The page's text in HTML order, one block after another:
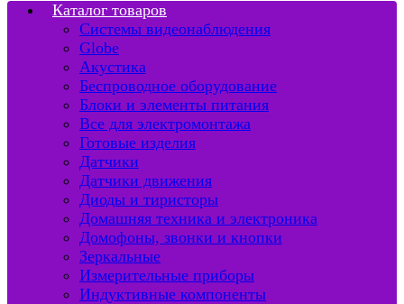
Каталог товаров
Системы видеонаблюдения
Globe
Акустика
Беспроводное оборудование
Блоки и элементы питания
Все для электромонтажа
Готовые изделия
Датчики
Датчики движения
Диоды и тиристоры
Домашняя техника и электроника
Домофоны, звонки и кнопки
Зеркальные
Измерительные приборы
Индуктивные компоненты